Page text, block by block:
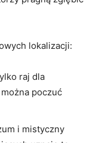
lokalizacji:
raj dla
poczuć
i mistyczny